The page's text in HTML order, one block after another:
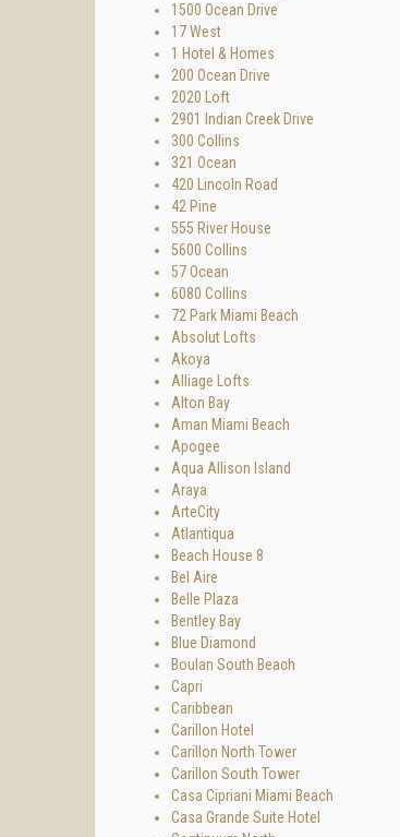
1500 Ocean Drive
17 West
1 Hotel & Homes
200 Ocean Drive
2020 Loft
2901 Indian Creek Drive
300 Collins
321 Ocean
420 Lincoln Road
42 Pine
555 River House
5600 Collins
57 Ocean
6080 Collins
72 Park Miami Beach
Absolut Lofts
Akoya
Alliage Lofts
Alton Bay
Aman Miami Beach
Apogee
Aqua Allison Island
Araya
ArteCity
Atlantiqua
Beach House 8
Bel Aire
Belle Plaza
Bentley Bay
Blue Diamond
Boulan South Beach
Capri
Caribbean
Carillon Hotel
Carillon North Tower
Carillon South Tower
Casa Cipriani Miami Beach
Casa Grande Suite Hotel